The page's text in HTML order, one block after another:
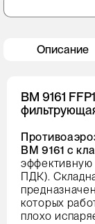
Описание
ВМ 9161
ВМ 9161 с
эффективную
ПДК).
которых
плохо